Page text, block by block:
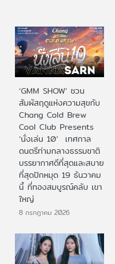
‘GMM SHOW’ ชวน
สัมผัสฤดูแห่งความสุขกับ
Chang Cold Brew
Cool Club Presents
‘นั่งเล่น 10’ เทศกาล
ดนตรีท่ามกลางธรรมชาติ
บรรยากาศดีที่สุดและสบาย
ที่สุดปักหมุด 19 ธันวาคม
นี้ ที่ทองสมบูรณ์คลับ เขา
ใหญ่
8 กรกฎาคม 2026